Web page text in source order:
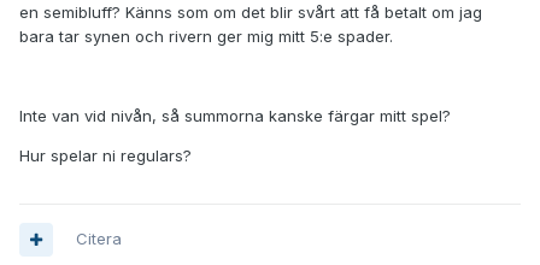
en semibluff? Känns som om det blir svårt att få betalt om jag
bara tar synen och rivern ger mig mitt 5:e spader.
Inte van vid nivån, så summorna kanske färgar mitt spel?
Hur spelar ni regulars?
Citera